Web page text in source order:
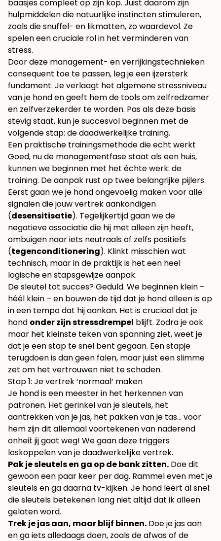
baasjes compleet op zijn kop. Juist daarom zijn
hulpmiddelen die natuurlijke instincten stimuleren,
zoals die snuffel- en likmatten, zo waardevol. Ze
spelen een cruciale rol in het verminderen van
stress.
Door deze management- en verrijkingstechnieken
consequent toe te passen, leg je een ijzersterk
fundament. Je verlaagt het algemene stressniveau
van je hond en geeft hem de tools om zelfredzamer
en zelfverzekerder te worden. Pas als deze basis
stevig staat, kun je succesvol beginnen met de
volgende stap: de daadwerkelijke training.
Een praktische trainingsmethode die echt werkt
Goed, nu de managementfase staat als een huis,
kunnen we beginnen met het échte werk: de
training. De aanpak rust op twee belangrijke pijlers.
Eerst gaan we je hond ongevoelig maken voor alle
signalen die jouw vertrek aankondigen
(desensitisatie). Tegelijkertijd gaan we de
negatieve associatie die hij met alleen zijn heeft,
ombuigen naar iets neutraals of zelfs positiefs
(tegenconditionering). Klinkt misschien wat
technisch, maar in de praktijk is het een heel
logische en stapsgewijze aanpak.
De sleutel tot succes? Geduld. We beginnen klein –
héél klein – en bouwen de tijd dat je hond alleen is op
in een tempo dat hij aankan. Het is cruciaal dat je
hond onder zijn stressdrempel blijft. Zodra je ook
maar het kleinste teken van spanning ziet, weet je
dat je een stap te snel bent gegaan. Een stapje
terugdoen is dan geen falen, maar juist een slimme
zet om het vertrouwen niet te schaden.
Stap 1: Je vertrek ‘normaal’ maken
Je hond is een meester in het herkennen van
patronen. Het gerinkel van je sleutels, het
aantrekken van je jas, het pakken van je tas… voor
hem zijn dit allemaal voortekenen van naderend
onheil: jij gaat weg! We gaan deze triggers
loskoppelen van je daadwerkelijke vertrek.
Pak je sleutels en ga op de bank zitten. Doe dit
gewoon een paar keer per dag. Rammel even met je
sleutels en ga daarna tv-kijken. Je hond leert al snel:
die sleutels betekenen lang niet altijd dat ik alleen
gelaten word.
Trek je jas aan, maar blijf binnen. Doe je jas aan
en ga iets alledaags doen, zoals de afwas of de